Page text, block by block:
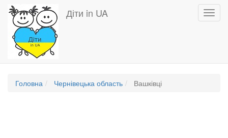
Перейти
основного
вмісту
Діти in UA
Головна Чернівецька область Вашківці